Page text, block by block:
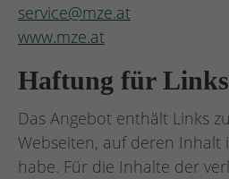
service@mze.at
www.mze.at
Haftung für Links
Das Angebot enthält Links
Webseiten, auf deren Inhalt
habe. Für die Inhalte der